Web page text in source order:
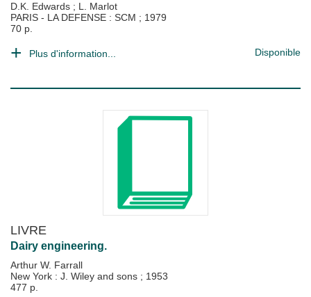
D.K. Edwards ; L. Marlot
PARIS - LA DEFENSE : SCM ; 1979
70 p.
Plus d'information... Disponible
LIVRE
Dairy engineering.
Arthur W. Farrall
New York : J. Wiley and sons ; 1953
477 p.